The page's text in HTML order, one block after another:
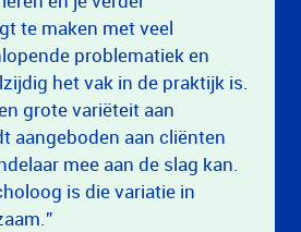
te maken met veel
problematiek en
het vak in de praktijk is.
grote variëteit aan
aangeboden aan cliënten
mee aan de slag kan.
is die variatie in